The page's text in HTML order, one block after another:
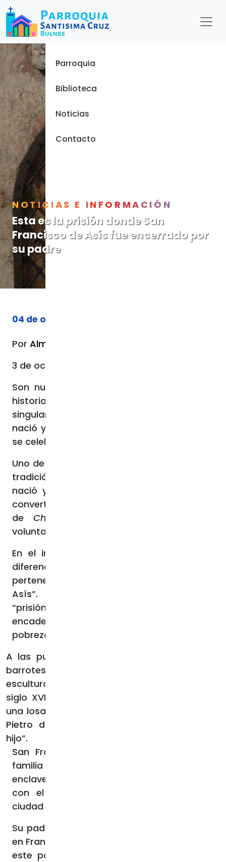
NOTICIAS E INFORMACIÓN
Esta es la prisión donde San
Francisco de Asís fue encerrado por
su padre
04 de octubre de 2023
Por Almudena Martínez-Bordiú
3 de octubre de 2023 / 11:09 AM
Son numerosos los templos cargados de
historia y significado que se reparten por la
singular ciudad de Asís, lugar en el que
nació y vivió San Francisco, cuya festividad
se celebra cada 4 de octubre.
Uno de estos enclaves es sin duda la que la
tradición identifica como la casa donde
nació y vivió el santo hasta los 24 años,
convertida en iglesia en 1615 bajo el nombre
de Chiesa Nuova
voluntad del rey español Felipe III.
En el interior del templo todavía pueden
diferenciarse algunas estancias que
pertenecieron a la familia del “Pobre de
Asís”. Entre ellas, destaca una pequeña
“prisión” donde su padre le encerró y
encadenó para castigarlo por abrazar la
pobreza y decidir vivir una vida evangélica.
A las puertas de esta celda, protegida con
barrotes de hierro y en cuyo interior hay una
escultura del santo en oración que data del
siglo XVII, puede leerse una inscripción sobre
una losa de mármol que indica que su padre,
Pietro di Bernardone, aprisionó “a su dulce
hijo”.
San Francisco de Asís pertenecía a una
familia acomodada y de renombre en este
enclave de la zona de Umbría, en Italia, que
con el tiempo pasó a denominarse “la
ciudad de la paz”.
Su padre Pietro comerciaba especialmente
en Francia y debido a que se encontraba en
este país cuando nació su hijo, al futuro
Menu
Inicio
Parroquia
Biblioteca
Noticias
Contacto